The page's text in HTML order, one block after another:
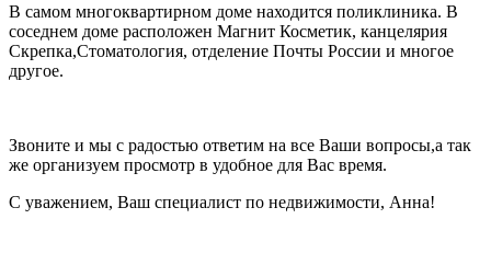
В самом многоквартирном доме находится поликлиника. В
соседнем доме расположен Магнит Косметик, канцелярия
Скрепка,Стоматология, отделение Почты России и многое
другое.
Звоните и мы с радостью ответим на все Ваши вопросы,а так
же организуем просмотр в удобное для Вас время.
С уважением, Ваш специалист по недвижимости, Анна!